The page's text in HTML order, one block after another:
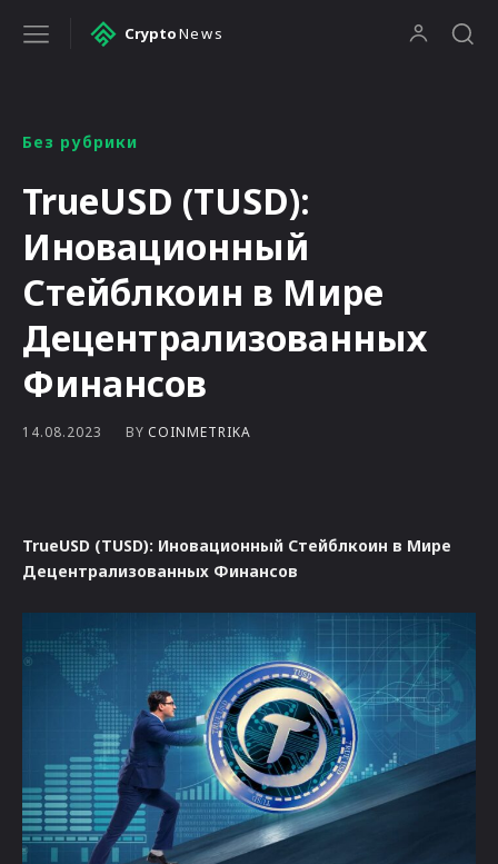
CryptoNews
Без рубрики
TrueUSD (TUSD):
Иновационный
Стейблкоин в Мире
Децентрализованных
Финансов
14.08.2023 BY COINMETRIKA
TrueUSD (TUSD): Иновационный Стейблкоин в Мире
Децентрализованных Финансов